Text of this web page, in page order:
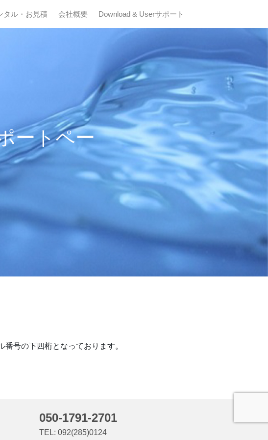
タル・お見積 会社概要 Download & Userサポート
ートペー
号の下四桁となっております。
050-1791-2701
TEL: 092(285)0124